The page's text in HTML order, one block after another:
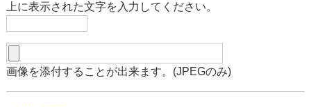
上に表示された文字を入力してください。
画像を添付することが出来ます。(JPEGのみ)